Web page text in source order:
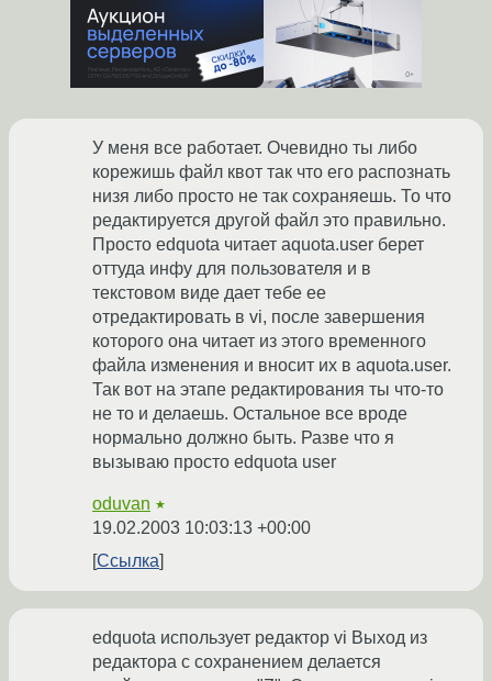
У меня все работает. Очевидно ты либо
корежишь файл квот так что его распознать
низя либо просто не так сохраняешь. То что
редактируется другой файл это правильно.
Просто edquota читает aquota.user берет
оттуда инфу для пользователя и в
текстовом виде дает тебе ее
отредактировать в vi, после завершения
которого она читает из этого временного
файла изменения и вносит их в aquota.user.
Так вот на этапе редактирования ты что-то
не то и делаешь. Остальное все вроде
нормально должно быть. Разве что я
вызываю просто edquota user
oduvan ★
19.02.2003 10:03:13 +00:00
Ссылка
edquota использует редактор vi Выход из
редактора с сохранением делается